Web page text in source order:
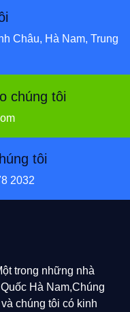
Châu, Hà Nam, Trung
chúng tôi
tôi
2032
trong những nhà
Hà Nam,Chúng
chúng tôi có kinh